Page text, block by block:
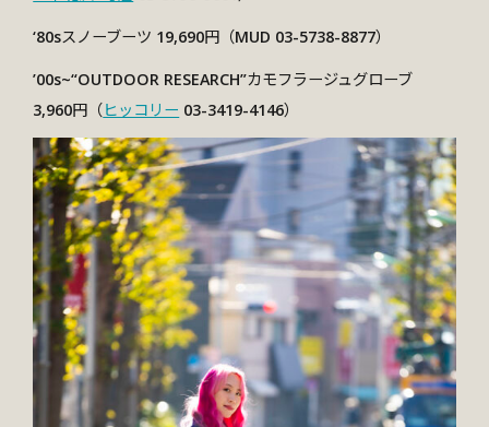
‘80sスノーブーツ 19,690円 （MUD 03-5738-8877）
’00s~“OUTDOOR RESEARCH”カモフラージュグローブ
3,960円 （ヒッコリー 03-3419-4146）